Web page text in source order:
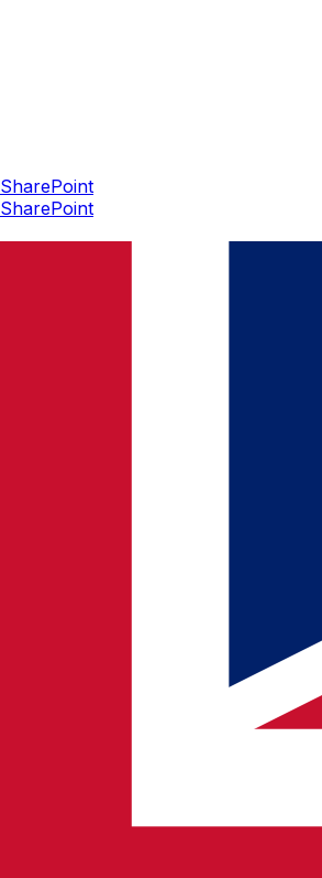
SharePoint
SharePoint